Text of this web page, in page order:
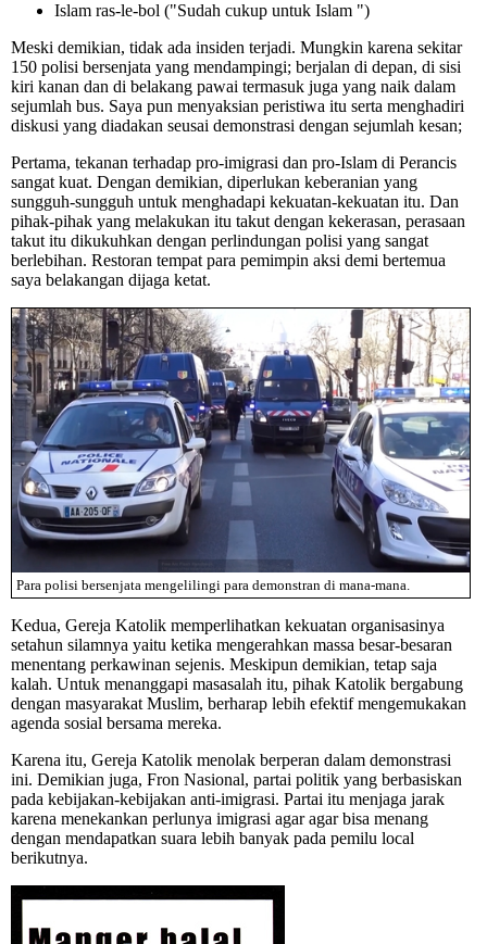
Islam ras-le-bol ("Sudah cukup untuk Islam ")
Meski demikian, tidak ada insiden terjadi. Mungkin karena sekitar
150 polisi bersenjata yang mendampingi; berjalan di depan, di sisi
kiri kanan dan di belakang pawai termasuk juga yang naik dalam
sejumlah bus. Saya pun menyaksian peristiwa itu serta menghadiri
diskusi yang diadakan seusai demonstrasi dengan sejumlah kesan;
Pertama, tekanan terhadap pro-imigrasi dan pro-Islam di Perancis
sangat kuat. Dengan demikian, diperlukan keberanian yang
sungguh-sungguh untuk menghadapi kekuatan-kekuatan itu. Dan
pihak-pihak yang melakukan itu takut dengan kekerasan, perasaan
takut itu dikukuhkan dengan perlindungan polisi yang sangat
berlebihan. Restoran tempat para pemimpin aksi demi bertemua
saya belakangan dijaga ketat.
Para polisi bersenjata mengelilingi para demonstran di mana-mana.
Kedua, Gereja Katolik memperlihatkan kekuatan organisasinya
setahun silamnya yaitu ketika mengerahkan massa besar-besaran
menentang perkawinan sejenis. Meskipun demikian, tetap saja
kalah. Untuk menanggapi masasalah itu, pihak Katolik bergabung
dengan masyarakat Muslim, berharap lebih efektif mengemukakan
agenda sosial bersama mereka.
Karena itu, Gereja Katolik menolak berperan dalam demonstrasi
ini. Demikian juga, Fron Nasional, partai politik yang berbasiskan
pada kebijakan-kebijakan anti-imigrasi. Partai itu menjaga jarak
karena menekankan perlunya imigrasi agar agar bisa menang
dengan mendapatkan suara lebih banyak pada pemilu local
berikutnya.